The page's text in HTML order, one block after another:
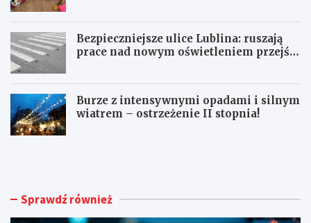
Bezpieczniejsze ulice Lublina: ruszają
prace nad nowym oświetleniem przejść
Burze z intensywnymi opadami i silnym
wiatrem – ostrzeżenie II stopnia!
O
E
S
r Sprawdź również